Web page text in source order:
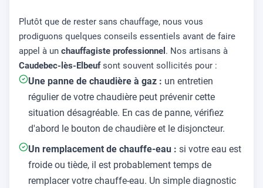
Plutôt que de rester sans chauffage, nous vous
prodiguons quelques conseils essentiels avant de faire
appel à un chauffagiste professionnel . Nos artisans à
Caudebec-lès-Elbeufsont souvent sollicités pour :
Une panne de chaudière à gaz : un entretien
régulier de votre chaudière peut prévenir cette
situation désagréable. En cas de panne, vérifiez
d'abord le bouton de chaudière et le disjoncteur.
Un remplacement de chauffe-eau : si votre eau est
froide ou tiède, il est probablement temps de
remplacer votre chauffe-eau. Un simple diagnostic